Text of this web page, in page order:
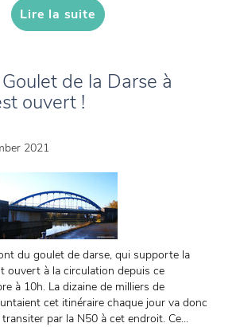
Lire la suite
de la Darse à
ouvert !
2021
du goulet de darse, qui supporte la
ouvert à la circulation depuis ce
à 10h. La dizaine de milliers de
cet itinéraire chaque jour va donc
par la N50 à cet endroit. Ce...